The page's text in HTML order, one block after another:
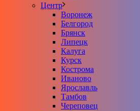
Центр
Воронеж
Белгород
Брянск
Липецк
Калуга
Курск
Кострома
Иваново
Ярославль
Тамбов
Череповец